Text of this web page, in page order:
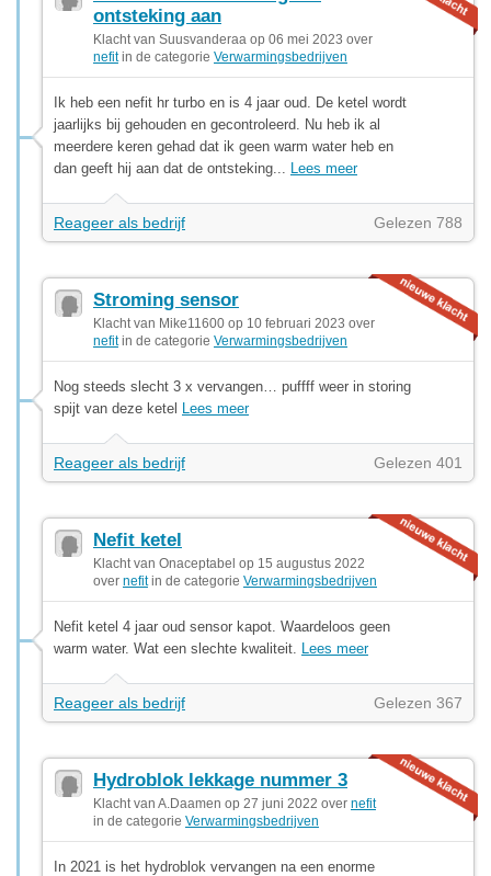
ontsteking aan
Klacht van Suusvanderaa op 06 mei 2023 over
nefitin de categorie Verwarmingsbedrijven
Ik heb een nefit hr turbo en is 4 jaar oud. De ketel wordt
jaarlijks bij gehouden en gecontroleerd. Nu heb ik al
meerdere keren gehad dat ik geen warm water heb en
dan geeft hij aan dat de ontsteking... Lees meer
Reageer als bedrijf Gelezen 788
Stroming sensor
Klacht van Mike11600 op 10 februari 2023 over
nefitin de categorie Verwarmingsbedrijven
Nog steeds slecht 3 x vervangen… puffff weer in storing
spijt van deze ketel Lees meer
Reageer als bedrijf Gelezen 401
Nefit ketel
Klacht van Onaceptabel op 15 augustus 2022
over nefitin de categorie Verwarmingsbedrijven
Nefit ketel 4 jaar oud sensor kapot. Waardeloos geen
warm water. Wat een slechte kwaliteit. Lees meer
Reageer als bedrijf Gelezen 367
Hydroblok lekkage nummer 3
Klacht van A.Daamen op 27 juni 2022 over nefit
in de categorie Verwarmingsbedrijven
In 2021 is het hydroblok vervangen na een enorme